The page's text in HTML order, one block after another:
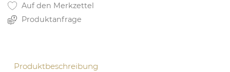
Auf den Merkzettel
Produktanfrage
Produktbeschreibung